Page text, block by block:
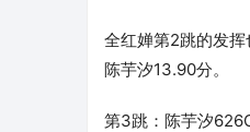
全红婵第2跳的发
陈芋汐13.90分。
第3跳：陈芋汐